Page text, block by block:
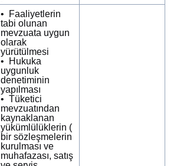
• Faaliyetlerin
tabi olunan
mevzuata uygun
olarak
yürütülmesi
• Hukuka
uygunluk
denetiminin
yapılması
• Tüketici
mevzuatından
kaynaklanan
yükümlülüklerin (
bir sözleşmelerin
kurulması ve
muhafazası, satış